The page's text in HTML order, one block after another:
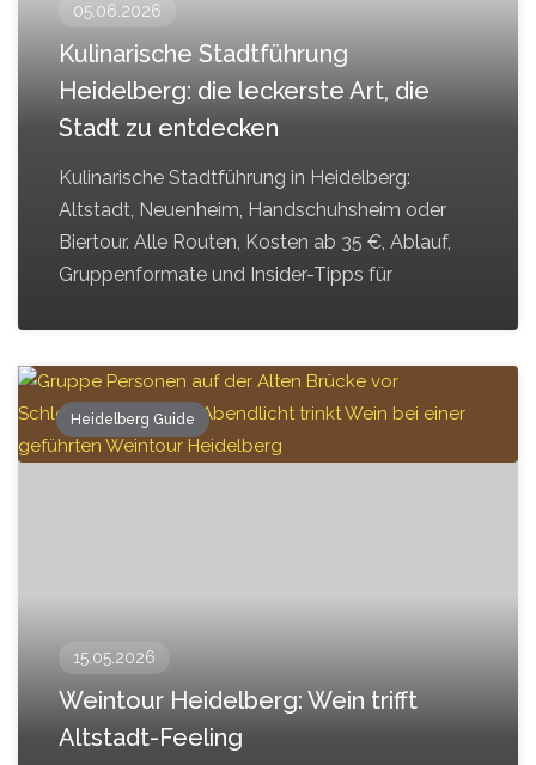
05.06.2026
Kulinarische Stadtführung
Heidelberg: die leckerste Art, die
Stadt zu entdecken
Kulinarische Stadtführung in Heidelberg:
Altstadt, Neuenheim, Handschuhsheim oder
Biertour. Alle Routen, Kosten ab 35 €, Ablauf,
Gruppenformate und Insider-Tipps für
Heidelberg Guide
15.05.2026
Weintour Heidelberg: Wein trifft
Altstadt-Feeling